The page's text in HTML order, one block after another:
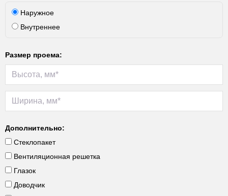
Наружное
Внутреннее
Размер проема:
Дополнительно:
Стеклопакет
Вентиляционная решетка
Глазок
Доводчик